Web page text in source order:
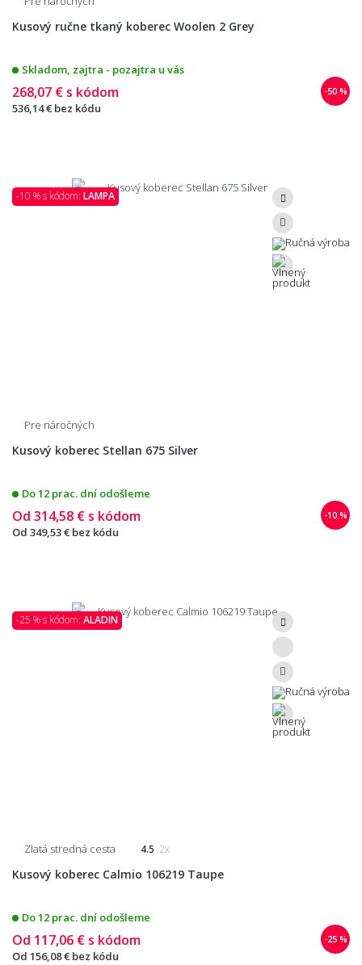
Kusový ručne tkaný koberec Woolen 2 Grey
Skladom, zajtra - pozajtra u vás
-50 %
268,07 € s kódom
536,14 € bez kódu
-10 % s kódom: LAMPA
Pre náročných
Kusový koberec Stellan 675 Silver
Do 12 prac. dní odošleme
-10 %
Od 314,58 € s kódom
Od 349,53 € bez kódu
-25 % s kódom: ALADIN
Zlatá stredná cesta 4.5 2x
Kusový koberec Calmio 106219 Taupe
Do 12 prac. dní odošleme
-25 %
Od 117,06 € s kódom
Od 156,08 € bez kódu